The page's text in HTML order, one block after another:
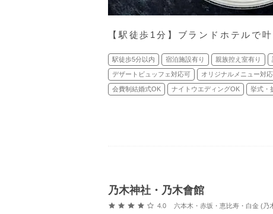
【駅徒歩1分】ブランドホテルで
駅徒歩5分以内 宿泊施設有り 親族控え室有り
デザートビュッフェ対応可 オリジナルメニュー対
会費制結婚式OK ナイトウエディングOK 挙式・
乃木神社・乃木會館
口コミ評価
4.0 六本木・赤坂・恵比寿・白金 (乃